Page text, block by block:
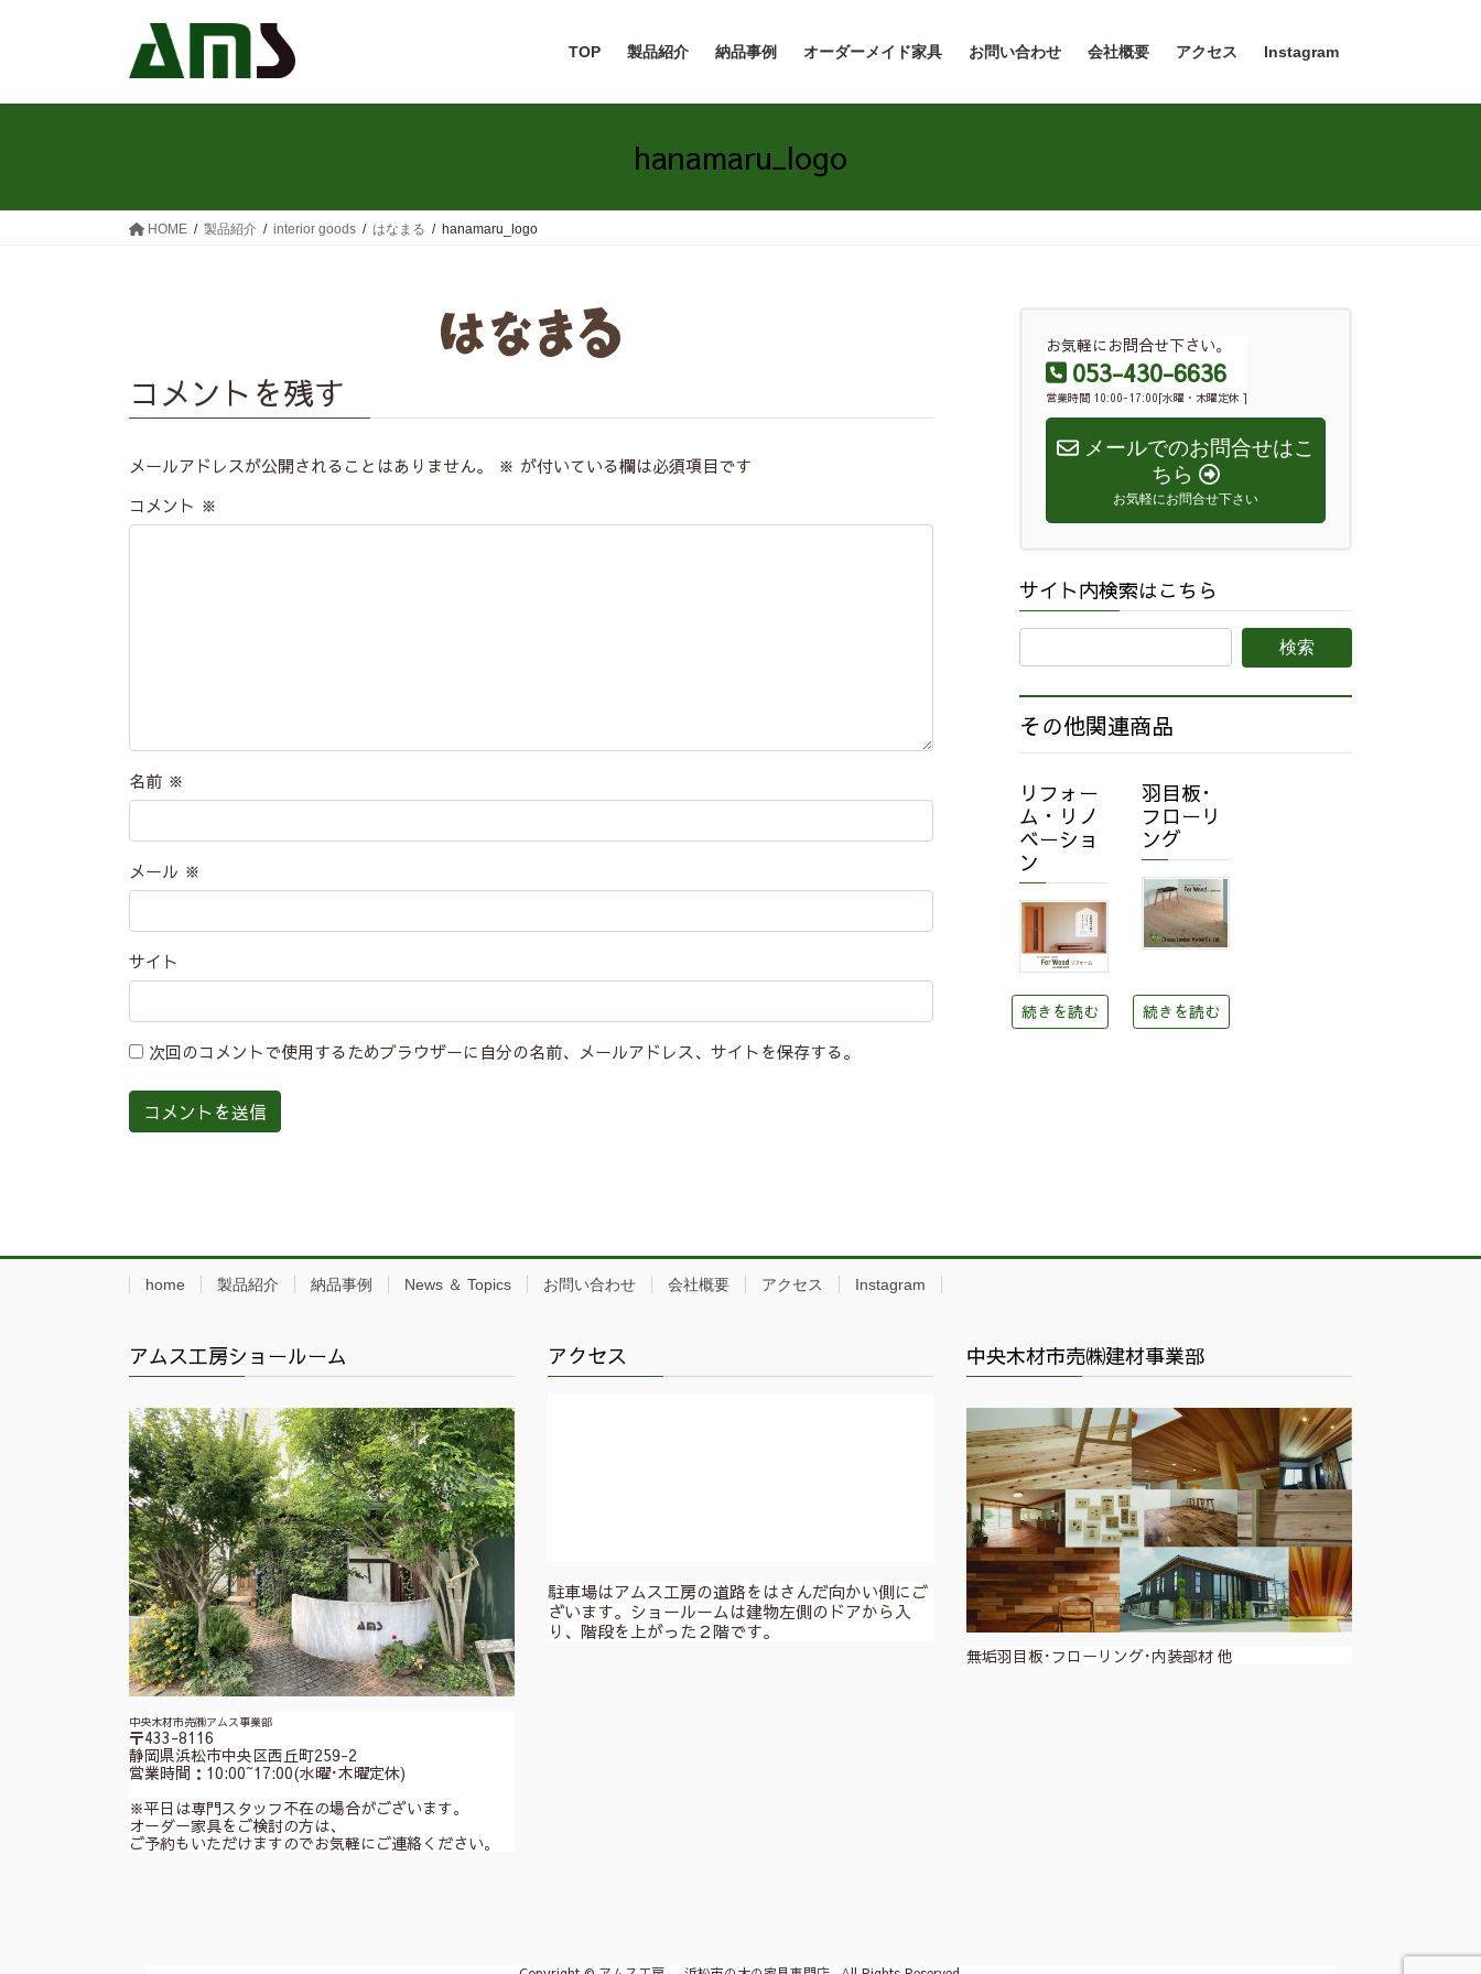
TOP 製品紹介 納品事例 オーダーメイド家具 お問い合わせ 会社概要 アクセス Instagram
hanamaru_logo
HOME 製品紹介 interior goods はなまる hanamaru_logo
コメントを残す
メールアドレスが公開されることはありません。 ※ が付いている欄は必須項目です
コメント ※
名前 ※
メール ※
サイト
次回のコメントで使用するためブラウザーに自分の名前、メールアドレス、サイトを保存する。
お気軽にお問合せ下さい。
053-430-6636
営業時間 10:00-17:00[水曜・木曜定休 ]
メールでのお問合せはこ
ちら
お気軽にお問合せ下さい
サイト内検索はこちら
その他関連商品
リフォー
ム・リノ
ベーショ
ン
続きを読む
羽目板･
フローリ
ング
続きを読む
home 製品紹介 納品事例 News ＆ Topics お問い合わせ 会社概要 アクセス Instagram
アムス工房ショールーム
中央木材市売㈱アムス事業部
〒433-8116
静岡県浜松市中央区西丘町259-2
営業時間：10:00~17:00(水曜･木曜定休)
※平日は専門スタッフ不在の場合がございます。
オーダー家具をご検討の方は、
ご予約もいただけますのでお気軽にご連絡ください。
アクセス
駐車場はアムス工房の道路をはさんだ向かい側にご
ざいます。ショールームは建物左側のドアから入
り、階段を上がった２階です。
中央木材市売㈱建材事業部
無垢羽目板･フローリング･内装部材 他